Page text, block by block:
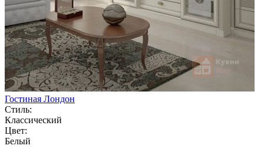
Гостиная Лондон
Стиль:
Классический
Цвет:
Белый